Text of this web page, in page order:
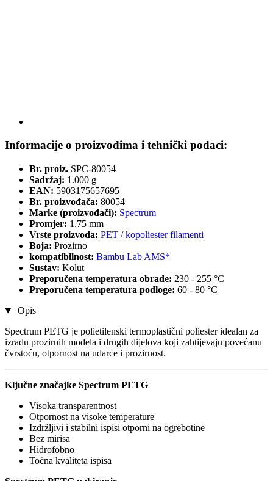
Informacije o proizvodima i tehnički podaci:
Br. proiz. SPC-80054
Sadržaj: 1.000 g
EAN: 5903175657695
Br. proizvođača: 80054
Marke (proizvođači): Spectrum
Promjer: 1,75 mm
Vrste proizvoda: PET / kopoliester filamenti
Boja: Prozirno
kompatibilnost: Bambu Lab AMS*
Sustav: Kolut
Preporučena temperatura obrade: 230 - 255 °C
Preporučena temperatura podloge: 60 - 80 °C
Opis
Spectrum PETG je polietilenski termoplastični poliester idealan za
izradu prozirnih modela i drugih dijelova koji zahtijevaju povećanu
čvrstoću, otpornost na udarce i prozirnost.
Ključne značajke Spectrum PETG
Visoka transparentnost
Otpornost na visoke temperature
Izdržljivi i stabilni ispisi otporni na ogrebotine
Bez mirisa
Hidrofobno
Točna kvaliteta ispisa